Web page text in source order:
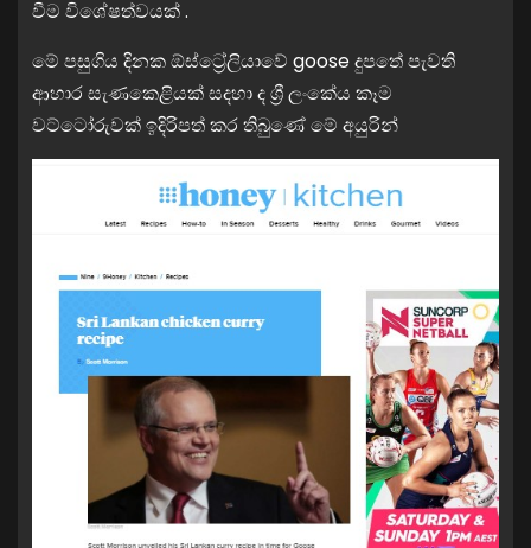
වීම විශේෂත්වයක් .
මේ පසුගිය දිනක ඕස්ට්‍රේලියාවේ goose දුපතේ පැවති
ආහාර සැණකෙළියක් සදහා ද ශ්‍රී ලංකේය කෑම
වට්ටෝරුවක් ඉදිරිපත් කර තිබුණේ මේ අයුරින්